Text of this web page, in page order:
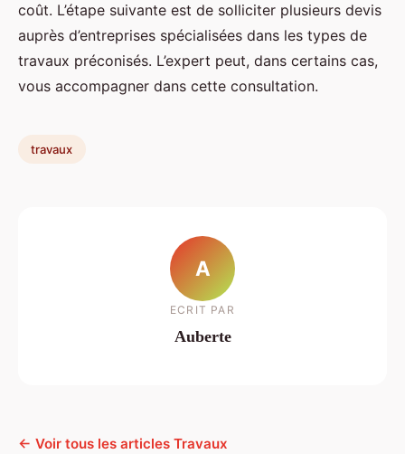
coût. L’étape suivante est de solliciter plusieurs devis
auprès d’entreprises spécialisées dans les types de
travaux préconisés. L’expert peut, dans certains cas,
vous accompagner dans cette consultation.
travaux
A
ECRIT PAR
Auberte
← Voir tous les articles Travaux